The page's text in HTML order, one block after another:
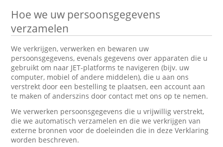
Hoe we uw persoonsgegevens
verzamelen
We verkrijgen, verwerken en bewaren uw
persoonsgegevens, evenals gegevens over apparaten die u
gebruikt om naar JET-platforms te navigeren (bijv. uw
computer, mobiel of andere middelen), die u aan ons
verstrekt door een bestelling te plaatsen, een account aan
te maken of anderszins door contact met ons op te nemen.
We verwerken persoonsgegevens die u vrijwillig verstrekt,
die we automatisch verzamelen en die we verkrijgen van
externe bronnen voor de doeleinden die in deze Verklaring
worden beschreven.